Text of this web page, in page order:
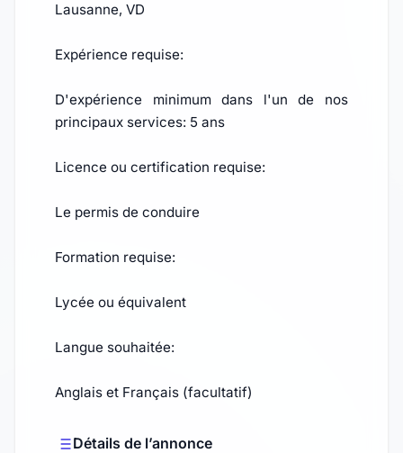
Lausanne, VD
Expérience requise:
D'expérience minimum dans l'un de nos
principaux services: 5 ans
Licence ou certification requise:
Le permis de conduire
Formation requise:
Lycée ou équivalent
Langue souhaitée:
Anglais et Français (facultatif)
Détails de l’annonce